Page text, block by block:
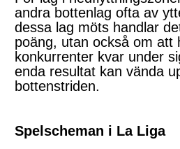
andra bottenlag ofta av
dessa lag möts handlar
poäng, utan också om att
konkurrenter kvar under
enda resultat kan vända
bottenstriden.
Spelscheman i La Liga